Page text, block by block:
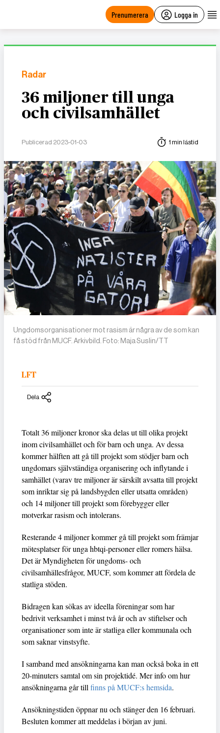
Prenumerera Logga in
Radar
36 miljoner till unga
och civilsamhället
Publicerad 2023-01-03 1 min lästid
Ungdomsorganisationer mot rasism är några av de som kan
få stöd från MUCF. Arkivbild. Foto: Maja Suslin/TT
LFT
Dela
Totalt 36 miljoner kronor ska delas ut till olika projekt
inom civilsamhället och för barn och unga. Av dessa
kommer hälften att gå till projekt som stödjer barn och
ungdomars självständiga organisering och inflytande i
samhället (varav tre miljoner är särskilt avsatta till projekt
som inriktar sig på landsbygden eller utsatta områden)
och 14 miljoner till projekt som förebygger eller
motverkar rasism och intolerans.
Resterande 4 miljoner kommer gå till projekt som främjar
mötesplatser för unga hbtqi-personer eller romers hälsa.
Det är Myndigheten för ungdoms- och
civilsamhällesfrågor, MUCF, som kommer att fördela de
statliga stöden.
Bidragen kan sökas av ideella föreningar som har
bedrivit verksamhet i minst två år och av stiftelser och
organisationer som inte är statliga eller kommunala och
som saknar vinstsyfte.
I samband med ansökningarna kan man också boka in ett
20-minuters samtal om sin projektidé. Mer info om hur
ansökningarna går till finns på MUCF:s hemsida.
Ansökningstiden öppnar nu och stänger den 16 februari.
Besluten kommer att meddelas i början av juni.